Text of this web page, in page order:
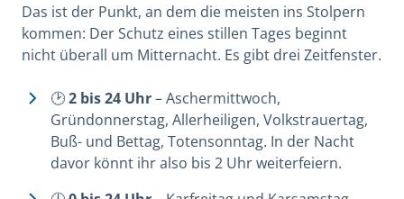
Das ist der Punkt, an dem die meisten ins Stolpern
kommen: Der Schutz eines stillen Tages beginnt
nicht überall um Mitternacht. Es gibt drei Zeitfenster.
🕑2 bis 24 Uhr– Aschermittwoch,
Gründonnerstag, Allerheiligen, Volkstrauertag,
Buß- und Bettag, Totensonntag. In der Nacht
davor könnt ihr also bis 2 Uhr weiterfeiern.